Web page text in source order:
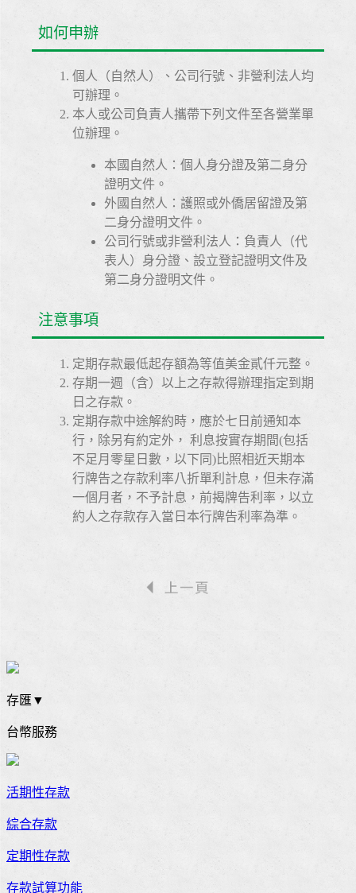
如何申辦
個人（自然人）、公司行號、非營利法人均
可辦理。
本人或公司負責人攜帶下列文件至各營業單
位辦理。
本國自然人：個人身分證及第二身分
證明文件。
外國自然人：護照或外僑居留證及第
二身分證明文件。
公司行號或非營利法人：負責人（代
表人）身分證、設立登記證明文件及
第二身分證明文件。
注意事項
定期存款最低起存額為等值美金貳仟元整。
存期一週（含）以上之存款得辦理指定到期
日之存款。
定期存款中途解約時，應於七日前通知本
行，除另有約定外， 利息按實存期間(包括
不足月零星日數，以下同)比照相近天期本
行牌告之存款利率八折單利計息，但未存滿
一個月者，不予計息，前揭牌告利率，以立
約人之存款存入當日本行牌告利率為準。
存匯▼
台幣服務
活期性存款
綜合存款
定期性存款
存款試算功能